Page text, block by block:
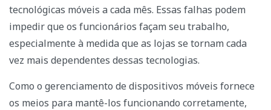
tecnológicas móveis a cada mês. Essas falhas podem
impedir que os funcionários façam seu trabalho,
especialmente à medida que as lojas se tornam cada
vez mais dependentes dessas tecnologias.
Como o gerenciamento de dispositivos móveis fornece
os meios para mantê-los funcionando corretamente,